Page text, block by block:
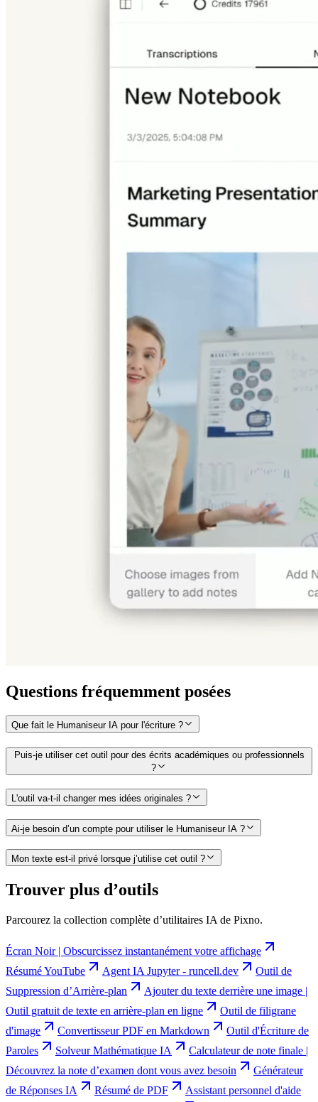
Questions fréquemment posées
Que fait le Humaniseur IA pour l'écriture ?
Puis-je utiliser cet outil pour des écrits académiques ou professionnels
?
L'outil va-t-il changer mes idées originales ?
Ai-je besoin d’un compte pour utiliser le Humaniseur IA ?
Mon texte est-il privé lorsque j’utilise cet outil ?
Trouver plus d’outils
Parcourez la collection complète d’utilitaires IA de Pixno.
Écran Noir | Obscurcissez instantanément votre affichage
Résumé YouTube
Agent IA Jupyter - runcell.dev
Outil de
Suppression d’Arrière-plan
Ajouter du texte derrière une image |
Outil gratuit de texte en arrière-plan en ligne
Outil de filigrane
d'image
Convertisseur PDF en Markdown
Outil d'Écriture de
Paroles
Solveur Mathématique IA
Calculateur de note finale |
Découvrez la note d’examen dont vous avez besoin
Générateur
de Réponses IA
Résumé de PDF
Assistant personnel d'aide